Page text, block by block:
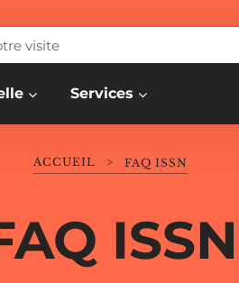
visite
Services
ISSN
ACCUEIL > FAQ ISSN